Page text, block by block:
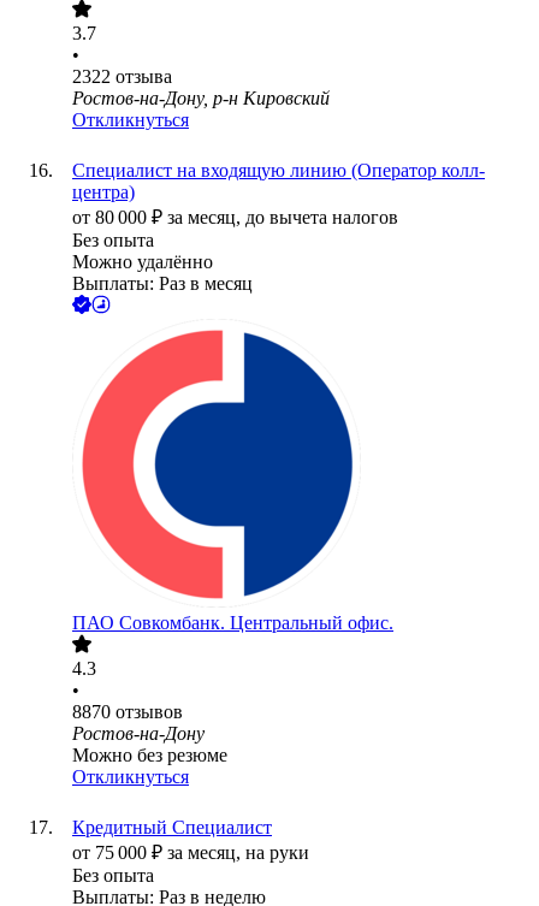
3.7
•
2322 отзыва
Ростов-на-Дону, р-н Кировский
Откликнуться
Специалист на входящую линию (Оператор колл-
центра)
от 80 000 ₽ за месяц, до вычета налогов
Без опыта
Можно удалённо
Выплаты: Раз в месяц
ПАО Совкомбанк. Центральный офис.
4.3
•
8870 отзывов
Ростов-на-Дону
Можно без резюме
Откликнуться
Кредитный Специалист
от 75 000 ₽ за месяц, на руки
Без опыта
Выплаты: Раз в неделю